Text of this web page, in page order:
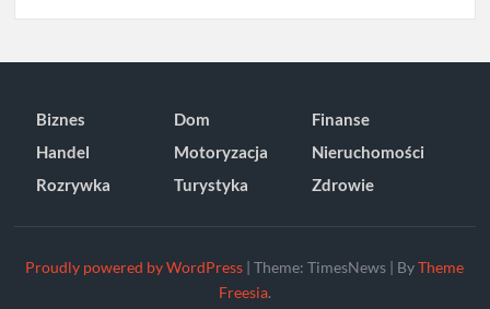
Biznes Dom
Finanse
Handel
Motoryzacja
Nieruchomości
Rozrywka
Turystyka Zdrowie
Proudly powered by WordPress |Theme: TimesNews | ByTheme
Freesia.